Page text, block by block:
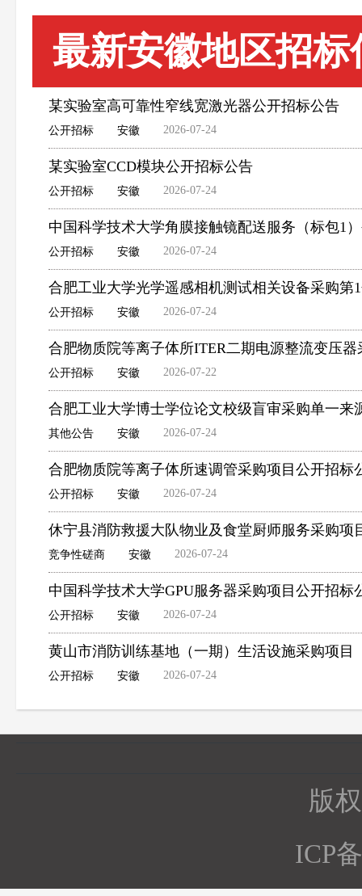
最新安徽地区招标
某实验室高可靠性窄线宽激光器公开招标公告
公开招标 安徽 2026-07-24
某实验室CCD模块公开招标公告
公开招标 安徽 2026-07-24
中国科学技术大学角膜接触镜配送服务（标包1
公开招标 安徽 2026-07-24
合肥工业大学光学遥感相机测试相关设备采购第
公开招标 安徽 2026-07-24
合肥物质院等离子体所ITER二期电源整流变压
公开招标 安徽 2026-07-22
合肥工业大学博士学位论文校级盲审采购单一来
其他公告 安徽 2026-07-24
合肥物质院等离子体所速调管采购项目公开招标
公开招标 安徽 2026-07-24
休宁县消防救援大队物业及食堂厨师服务采购项
竞争性磋商 安徽 2026-07-24
中国科学技术大学GPU服务器采购项目公开招标
公开招标 安徽 2026-07-24
黄山市消防训练基地（一期）生活设施采购项目
公开招标 安徽 2026-07-24
版
ICP